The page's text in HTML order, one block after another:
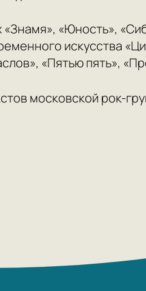
«Юность»,
искусства
«Пятью пять»,
московской рок-